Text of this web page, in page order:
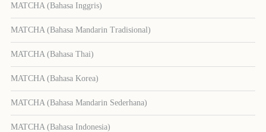
MATCHA (Bahasa Inggris)
MATCHA (Bahasa Mandarin Tradisional)
MATCHA (Bahasa Thai)
MATCHA (Bahasa Korea)
MATCHA (Bahasa Mandarin Sederhana)
MATCHA (Bahasa Indonesia)